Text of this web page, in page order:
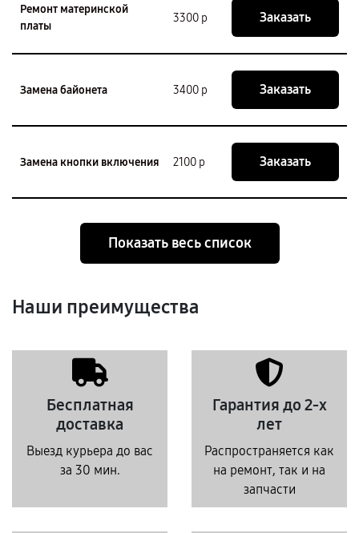
Ремонт материнской
платы
3300 р Заказать
Замена байонета 3400 р Заказать
Замена кнопки включения 2100 р Заказать
Показать весь список
Наши преимущества
Бесплатная
доставка
Выезд курьера до вас
за 30 мин.
Гарантия до 2-х
лет
Распространяется как
на ремонт, так и на
запчасти